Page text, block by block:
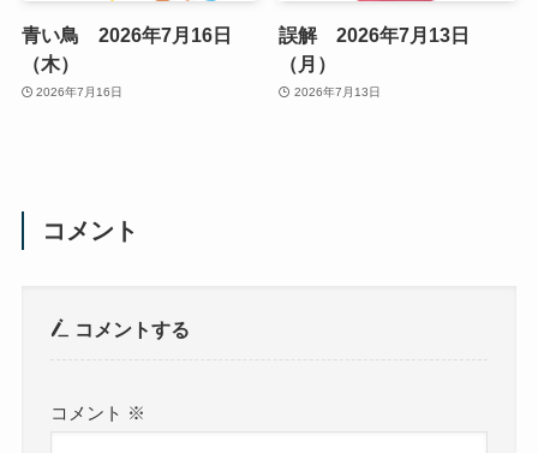
青い鳥 2026年7月16日
（木）
2026年7月16日
誤解 2026年7月13日
（月）
2026年7月13日
コメント
コメントする
コメント ※